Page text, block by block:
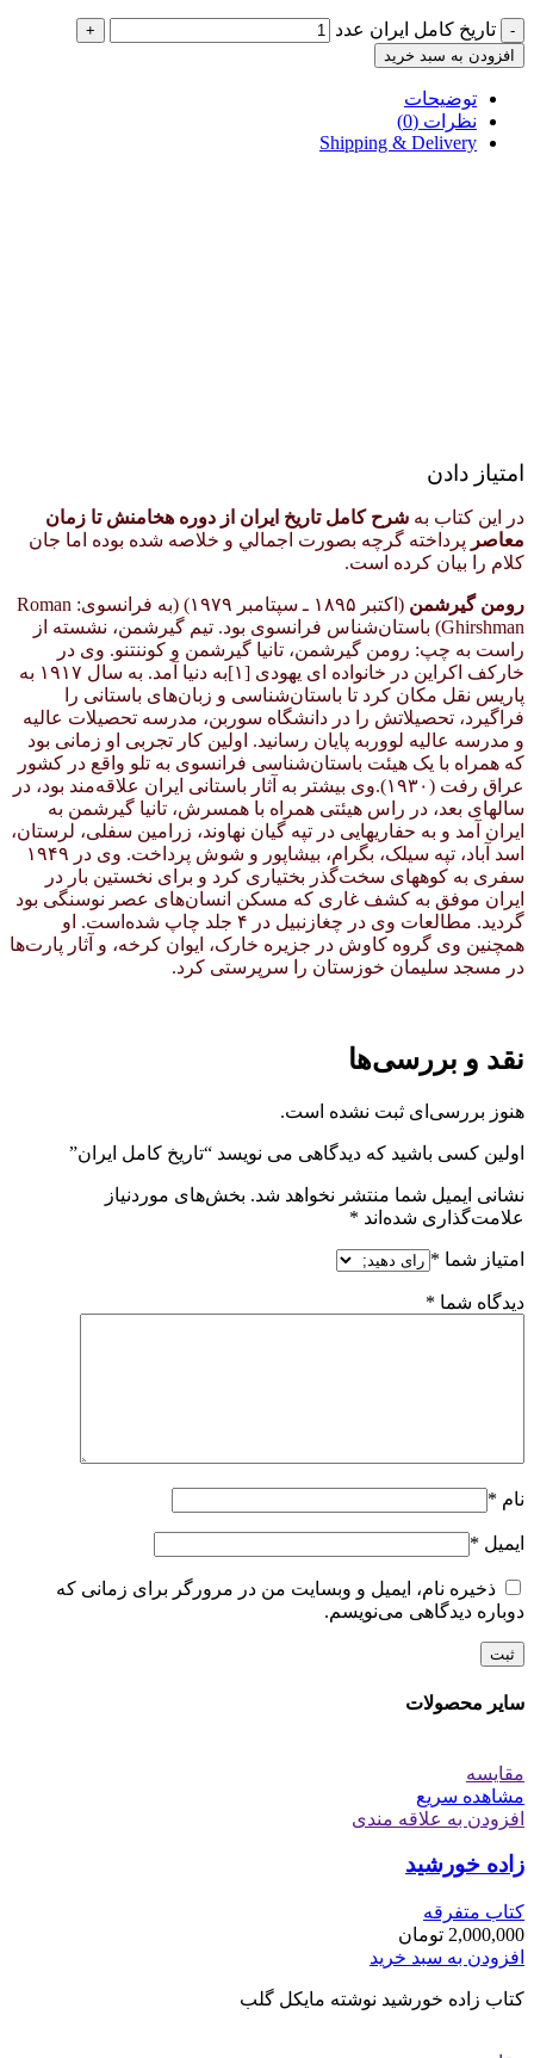
- تاریخ کامل ایران عدد
+
افزودن به سبد خرید
توضیحات
نظرات (0)
Shipping & Delivery
امتیاز دادن
در اين كتاب به شرح كامل تاريخ ايران از دوره هخامنش تا زمان
معاصر پرداخته گرچه بصورت اجمالي و خلاصه شده بوده اما جان
كلام را بيان كرده است.
رومن گیرشمن
(اکتبر ۱۸۹۵ ـ سپتامبر ۱۹۷۹) (به فرانسوی: Roman
Ghirshman)‏ باستان‌شناس فرانسوی بود. تیم گیرشمن، نشسته از
راست به چپ: رومن گیرشمن، تانیا گیرشمن و کوننتنو. وی در
خارکف اکراین در خانواده ای یهودی [۱]به دنیا آمد. به سال ۱۹۱۷ به
پاریس نقل مکان کرد تا باستان‌شناسی و زبان‌های باستانی را
فراگیرد، تحصیلاتش را در دانشگاه سوربن، مدرسه تحصیلات عالیه
و مدرسه عالیه لووربه پایان رسانید. اولین کار تجربی او زمانی بود
که همراه با یک هیئت باستان‌شناسی فرانسوی به تلو واقع در کشور
عراق رفت (۱۹۳۰).وی بیشتر به آثار باستانی ایران علاقه‌مند بود، در
سالهای بعد، در راس هیئتی همراه با همسرش، تانیا گیرشمن به
ایران آمد و به حفاریهایی در تپه گیان نهاوند، زرامین سفلی، لرستان،
اسد آباد، تپه سیلک، بگرام، بیشاپور و شوش پرداخت. وی در ۱۹۴۹
سفری به کوههای سخت‌گذر بختیاری کرد و برای نخستین بار در
ایران موفق به کشف غاری که مسکن انسان‌های عصر نوسنگی بود
گردید. مطالعات وی در چغازنبیل در ۴ جلد چاپ شده‌است. او
همچنین وی گروه کاوش در جزیره خارک، ایوان کرخه، و آثار پارت‌ها
در مسجد سلیمان خوزستان را سرپرستی کرد.
نقد و بررسی‌ها
هنوز بررسی‌ای ثبت نشده است.
اولین کسی باشید که دیدگاهی می نویسد “تاریخ کامل ایران”
نشانی ایمیل شما منتشر نخواهد شد. بخش‌های موردنیاز
علامت‌گذاری شده‌اند *
امتیاز شما *
دیدگاه شما *
نام *
ایمیل *
ذخیره نام، ایمیل و وبسایت من در مرورگر برای زمانی که
دوباره دیدگاهی می‌نویسم.
سایر محصولات
مقایسه
مشاهده سریع
افزودن به علاقه مندی
زاده خورشید
کتاب متفرقه
2,000,000 تومان
افزودن به سبد خرید
کتاب زاده خورشید نوشته مایکل گلب